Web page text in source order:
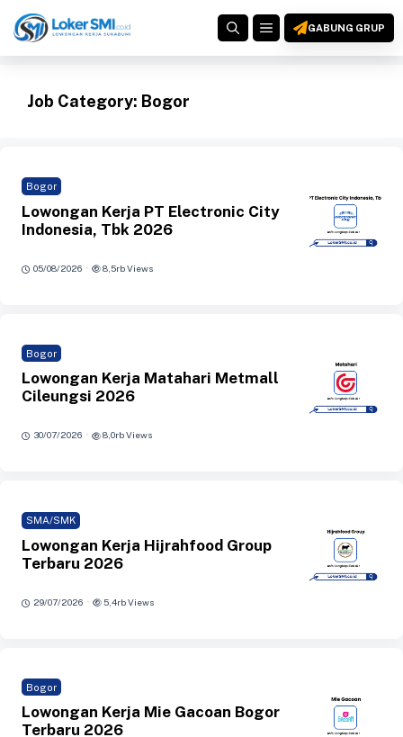
ke
MENUGABUNG GRUP
Job Category: Bogor
Bogor
Lowongan Kerja PT Electronic City
Indonesia, Tbk 2026
05/08/2026 · 8,5rb Views
Bogor
Lowongan Kerja Matahari Metmall
Cileungsi 2026
30/07/2026 · 8,0rb Views
SMA/SMK
Lowongan Kerja Hijrahfood Group
Terbaru 2026
29/07/2026 · 5,4rb Views
Bogor
Lowongan Kerja Mie Gacoan Bogor
Terbaru 2026